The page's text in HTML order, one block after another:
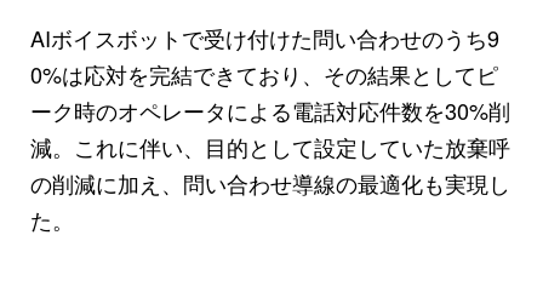
AIボイスボットで受け付けた問い合わせのうち9
0%は応対を完結できており、その結果としてピ
ーク時のオペレータによる電話対応件数を30%削
減。これに伴い、目的として設定していた放棄呼
の削減に加え、問い合わせ導線の最適化も実現し
た。